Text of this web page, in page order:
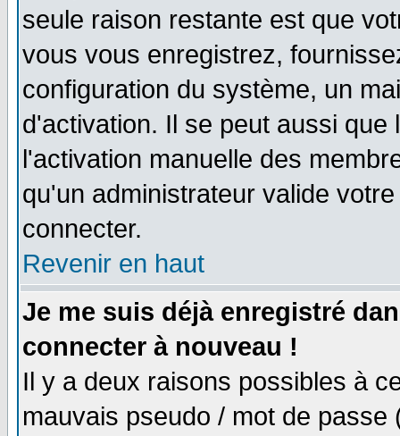
seule raison restante est que
vous vous enregistrez,
configuration du système, un
d'activation. Il se peut aussi
l'activation manuelle des
qu'un administrateur valide
connecter.
Revenir en haut
Je me suis déjà enregistré
connecter à nouveau !
Il y a deux raisons possibles à
mauvais pseudo / mot de